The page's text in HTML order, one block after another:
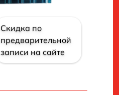
Скидка по
предварительной
записи на сайте